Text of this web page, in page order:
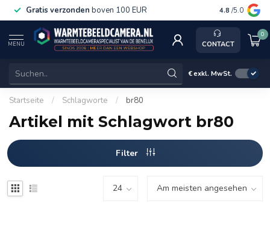
Gratis verzonden boven 100 EUR Service,
4.8 /5.0
MENU CONTACT
0
€exkl. MwSt.
Startseite / Schlagworte / br80
Artikel mit Schlagwort br80
Filter